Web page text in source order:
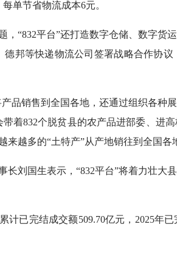
单节省物流成本6元。
“832平台”还打造数字仓储、数字货
德邦等快递物流公司签署战略合作协
品销售到全国各地，还通过组织各种
带着832个脱贫县的农产品进部委、
越多的“土特产”从产地销往到全国各
长刘国生表示，“832平台”将着力壮大
计已完结成交额509.70亿元，2025年